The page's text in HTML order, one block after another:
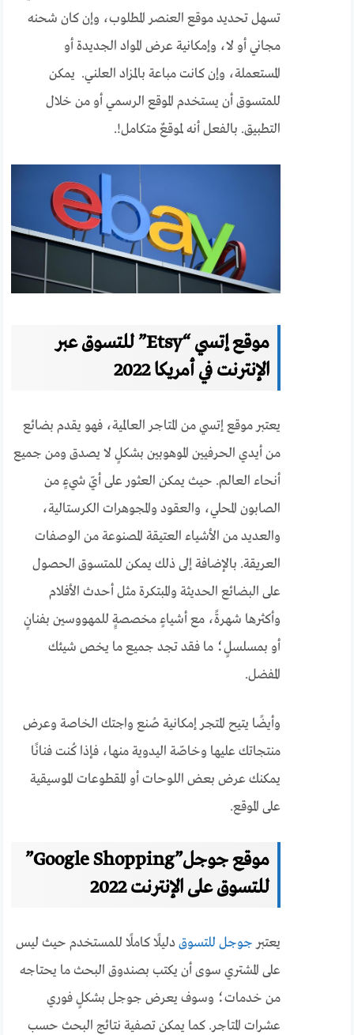
تسهل تحديد موقع العنصر المطلوب، وإن كان شحنه
مجاني أو لا، وإمكانية عرض المواد الجديدة أو
المستعملة، وإن كانت مباعة بالمزاد العلني. يمكن
للمتسوق أن يستخدم الموقع الرسمي أو من خلال
التطبيق. بالفعل أنه لموقعٌ متكامل!.
موقع إتسي “Etsy” للتسوق عبر
الإنترنت في أمريكا 2022
يعتبر موقع إتسي من المتاجر العالمية، فهو يقدم بضائع
من أيدي الحرفيين الموهوبين بشكلٍ لا يصدق ومن جميع
أنحاء العالم. حيث يمكن العثور على أيّ شيءٍ من
الصابون المحلي، والعقود والمجوهرات الكرستالية،
والعديد من الأشياء العتيقة المصنوعة من الوصفات
العريقة. بالإضافة إلى ذلك يمكن للمتسوق الحصول
على البضائع الحديثة والمبتكرة مثل أحدث الأفلام
وأكثرها شهرةً، مع أشياءٍ مخصصةٍِ للمهووسين بفنانٍ
أو بمسلسلٍ؛ ما فقد تجد جميع ما يخص شيئك
المفضل.
وأيضًا يتيح المتجر إمكانية صُنع واجتك الخاصة وعرض
منتجاتك عليها وخاصّة اليدوية منها، فإذا كُنت فنانًا
يمكنك عرض بعض اللوحات أو المقطوعات الموسيقية
على الموقع.
موقع جوجل”Google Shopping”
للتسوق على الإنترنت 2022
يعتبر جوجل للتسوقدليلًا كاملًا للمستخدم حيث ليس
على المشتري سوى أن يكتب بصندوق البحث ما يحتاجه
من خدمات؛ وسوف يعرض جوجل بشكلٍ فوري
عشرات المتاجر. كما يمكن تصفية نتائج البحث حسب